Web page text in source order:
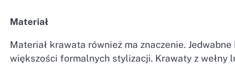
Materiał
Materiał krawata również ma znaczenie.
większości formalnych stylizacji. Krawaty z wełny